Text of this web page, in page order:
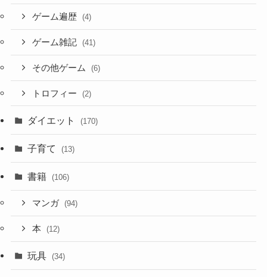
ゲーム遍歴 (4)
ゲーム雑記 (41)
その他ゲーム (6)
トロフィー (2)
ダイエット (170)
子育て (13)
書籍 (106)
マンガ (94)
本 (12)
玩具 (34)